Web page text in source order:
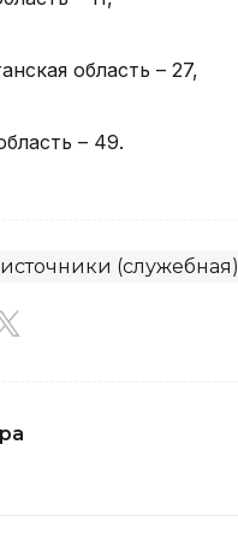
область – 27,
– 49.
(служебная)